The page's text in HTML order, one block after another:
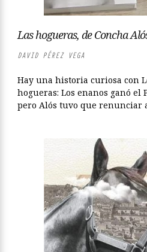
Las hogueras, de Concha
DAVID PÉREZ VEGA
Hay una historia curiosa con
hogueras: Los enanos ganó el
pero Alós tuvo que renunciar